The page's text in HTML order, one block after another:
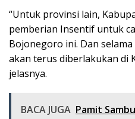
“Untuk provinsi lain,
pemberian Insentif untuk
Bojonegoro ini. Dan
akan terus diberlakukan di
jelasnya.
BACA JUGA Pamit